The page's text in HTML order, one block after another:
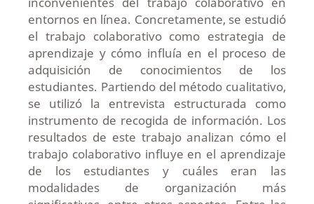
entornos en línea. Concretamente, se estudió
el trabajo colaborativo como estrategia de
aprendizaje y cómo influía en el proceso de
adquisición de conocimientos de los
estudiantes. Partiendo del método cualitativo,
se utilizó la entrevista estructurada como
instrumento de recogida de información. Los
resultados de este trabajo analizan cómo el
trabajo colaborativo influye en el aprendizaje
de los estudiantes y cuáles eran las
modalidades de organización más